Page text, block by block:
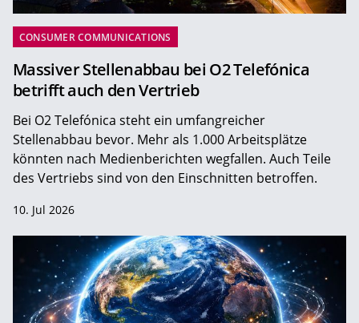
CONSUMER COMMUNICATIONS
Massiver Stellenabbau bei O2 Telefónica
betrifft auch den Vertrieb
Bei O2 Telefónica steht ein umfangreicher
Stellenabbau bevor. Mehr als 1.000 Arbeitsplätze
könnten nach Medienberichten wegfallen. Auch Teile
des Vertriebs sind von den Einschnitten betroffen.
10. Jul 2026